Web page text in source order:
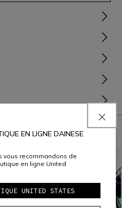
AVEC
EN LIGNE DAINESE
vous recommandons de
en ligne United
UNITED STATES